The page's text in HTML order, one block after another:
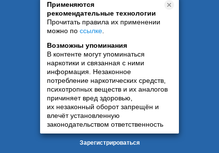
Применяются
рекомендательные технологии
Прочитать правила их применении
можно по ссылке
Возможны упоминания
В контенте могут упоминаться
наркотики и связанная с ними
информация. Незаконное
потребление наркотических средств,
психотропных веществ и их аналогов
причиняет вред здоровью,
их незаконный оборот запрещён и
влечёт установленную
законодательством ответственность
Зарегистрироваться